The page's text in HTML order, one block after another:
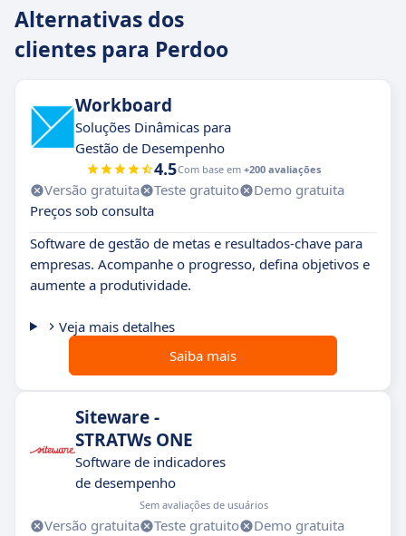
Alternativas dos
clientes para Perdoo
Workboard
Soluções Dinâmicas para
Gestão de Desempenho
4.5Com base em +200 avaliações
Versão gratuita Teste gratuito
Demo gratuita
Preços sob consulta
Software de gestão de metas e resultados-chave para
empresas. Acompanhe o progresso, defina objetivos e
aumente a produtividade.
Veja mais detalhes
Saiba mais
Siteware -
STRATWs ONE
Software de indicadores
de desempenho
Sem avaliações de usuários
Versão gratuita Teste gratuito
Demo gratuita